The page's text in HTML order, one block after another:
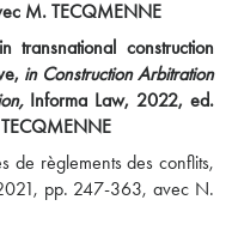
M. TECQMENNE
construction
in Construction Arbitration
Informa Law, 2022, ed.
de règlements des conflits,
pp. 247-363, avec N.